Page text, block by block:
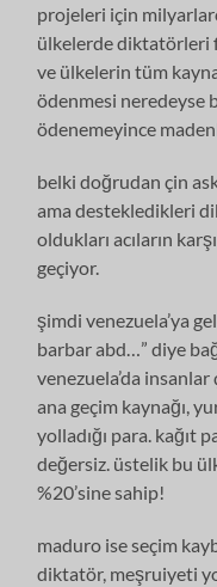
projeleri için
ülkelerde diktatörleri
ve ülkelerin tüm
ödenmesi neredeyse
ödenemeyince
belki doğrudan çin
ama destekledikleri
oldukları acıların
geçiyor.
şimdi venezuela’ya
barbar abd…” diye
venezuela’da
ana geçim kaynağı,
yolladığı para. kağıt
değersiz. üstelik bu
%20’sine sahip!
maduro ise seçim
diktatör, meşruiyeti